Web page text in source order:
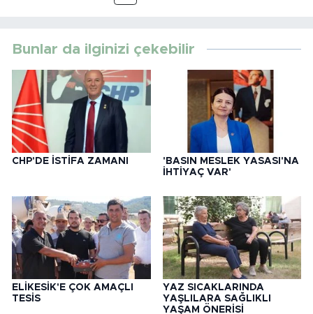
Bunlar da ilginizi çekebilir
CHP'DE İSTİFA ZAMANI
'BASIN MESLEK YASASI'NA
İHTİYAÇ VAR'
ELİKESİK'E ÇOK AMAÇLI
TESİS
YAZ SICAKLARINDA
YAŞLILARA SAĞLIKLI
YAŞAM ÖNERİSİ